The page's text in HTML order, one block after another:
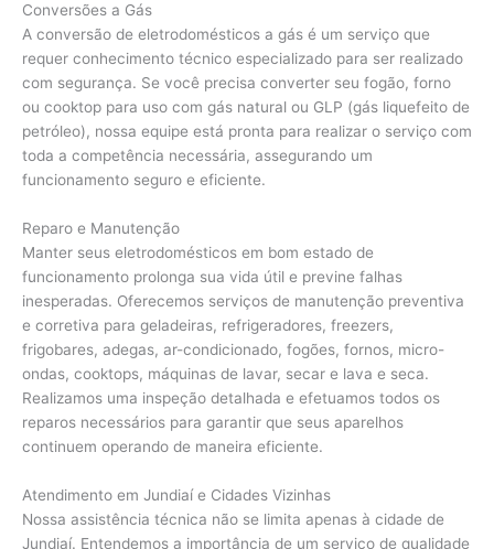
Conversões a Gás
A conversão de eletrodomésticos a gás é um serviço que
requer conhecimento técnico especializado para ser realizado
com segurança. Se você precisa converter seu fogão, forno
ou cooktop para uso com gás natural ou GLP (gás liquefeito de
petróleo), nossa equipe está pronta para realizar o serviço com
toda a competência necessária, assegurando um
funcionamento seguro e eficiente.
Reparo e Manutenção
Manter seus eletrodomésticos em bom estado de
funcionamento prolonga sua vida útil e previne falhas
inesperadas. Oferecemos serviços de manutenção preventiva
e corretiva para geladeiras, refrigeradores, freezers,
frigobares, adegas, ar-condicionado, fogões, fornos, micro-
ondas, cooktops, máquinas de lavar, secar e lava e seca.
Realizamos uma inspeção detalhada e efetuamos todos os
reparos necessários para garantir que seus aparelhos
continuem operando de maneira eficiente.
Atendimento em Jundiaí e Cidades Vizinhas
Nossa assistência técnica não se limita apenas à cidade de
Jundiaí. Entendemos a importância de um serviço de qualidade